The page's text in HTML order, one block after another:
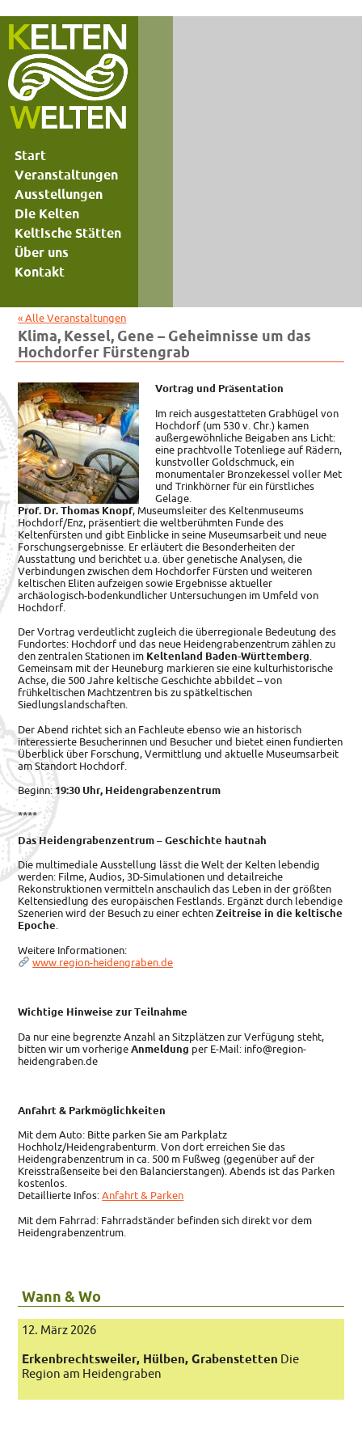
Start
Veranstaltungen
Ausstellungen
Die Kelten
Keltische Stätten
Über uns
Kontakt
« Alle Veranstaltungen
Klima, Kessel, Gene – Geheimnisse um das
Hochdorfer Fürstengrab
Vortrag und Präsentation
Im reich ausgestatteten Grabhügel von
Hochdorf (um 530 v. Chr.) kamen
außergewöhnliche Beigaben ans Licht:
eine prachtvolle Totenliege auf Rädern,
kunstvoller Goldschmuck, ein
monumentaler Bronzekessel voller Met
und Trinkhörner für ein fürstliches
Gelage.
Prof. Dr. Thomas Knopf, Museumsleiter des Keltenmuseums
Hochdorf/Enz, präsentiert die weltberühmten Funde des
Keltenfürsten und gibt Einblicke in seine Museumsarbeit und neue
Forschungsergebnisse. Er erläutert die Besonderheiten der
Ausstattung und berichtet u.a. über genetische Analysen, die
Verbindungen zwischen dem Hochdorfer Fürsten und weiteren
keltischen Eliten aufzeigen sowie Ergebnisse aktueller
archäologisch-bodenkundlicher Untersuchungen im Umfeld von
Hochdorf.
Der Vortrag verdeutlicht zugleich die überregionale Bedeutung des
Fundortes: Hochdorf und das neue Heidengrabenzentrum zählen zu
den zentralen Stationen im Keltenland Baden-Württemberg
Gemeinsam mit der Heuneburg markieren sie eine kulturhistorische
Achse, die 500 Jahre keltische Geschichte abbildet – von
frühkeltischen Machtzentren bis zu spätkeltischen
Siedlungslandschaften.
Der Abend richtet sich an Fachleute ebenso wie an historisch
interessierte Besucherinnen und Besucher und bietet einen fundierten
Überblick über Forschung, Vermittlung und aktuelle Museumsarbeit
am Standort Hochdorf.
Beginn:19:30 Uhr, Heidengrabenzentrum
****
Das Heidengrabenzentrum – Geschichte hautnah
Die multimediale Ausstellung lässt die Welt der Kelten lebendig
werden: Filme, Audios, 3D-Simulationen und detailreiche
Rekonstruktionen vermitteln anschaulich das Leben in der größten
Keltensiedlung des europäischen Festlands. Ergänzt durch lebendige
Szenerien wird der Besuch zu einer echtenZeitreise in die keltische
Epoche
Weitere Informationen:
www.region-heidengraben.de
Wichtige Hinweise zur Teilnahme
Da nur eine begrenzte Anzahl an Sitzplätzen zur Verfügung steht,
bitten wir um vorherige Anmeldung per E-Mail: info@region-
heidengraben.de
Anfahrt & Parkmöglichkeiten
Mit dem Auto: Bitte parken Sie am Parkplatz
Hochholz/Heidengrabenturm. Von dort erreichen Sie das
Heidengrabenzentrum in ca. 500 m Fußweg (gegenüber auf der
Kreisstraßenseite bei den Balancierstangen). Abends ist das Parken
kostenlos.
Detaillierte Infos:Anfahrt & Parken
Mit dem Fahrrad: Fahrradständer befinden sich direkt vor dem
Heidengrabenzentrum.
Wann & Wo
12. März 2026
Erkenbrechtsweiler, Hülben, Grabenstetten Die
Region am Heidengraben